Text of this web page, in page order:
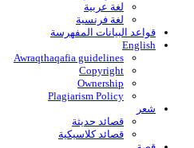
لغة عربية
لغة فرنسية
قواعد البیانات المفهرسة
English
Awraqthaqafia guidelines
Copyright
Ownership
Plagiarism Policy
شعر
قصائد حديثة
قصائد كلاسيكية